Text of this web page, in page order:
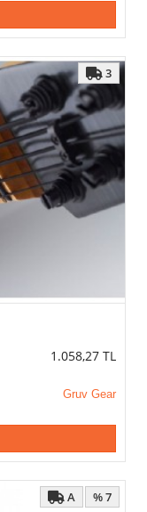
3
1.058,27 TL
Gruv Gear
% 7
A